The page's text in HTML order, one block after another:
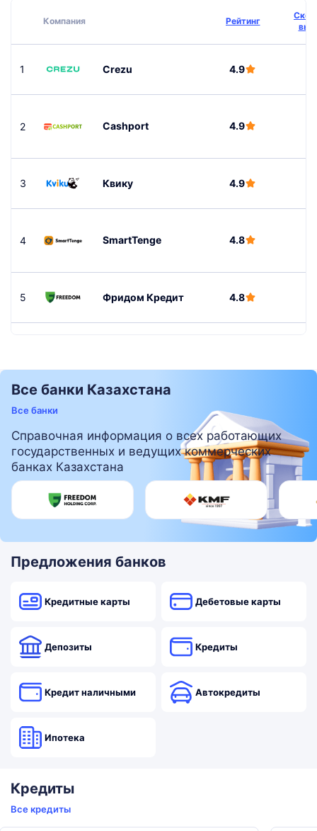
Компания Рейтинг
1 Crezu 4.9
2 Cashport 4.9
3 Квику 4.9
4 SmartTenge 4.8
5 Фридом Кредит 4.8
Все банки Казахстана
Все банки
Справочная информация о всех работающих
государственных и ведущих коммерческих
банках Казахстана
Предложения банков
Кредитные карты Дебетовые карты
Депозиты Кредиты
Кредит наличными Автокредиты
Ипотека
Кредиты
Все кредиты